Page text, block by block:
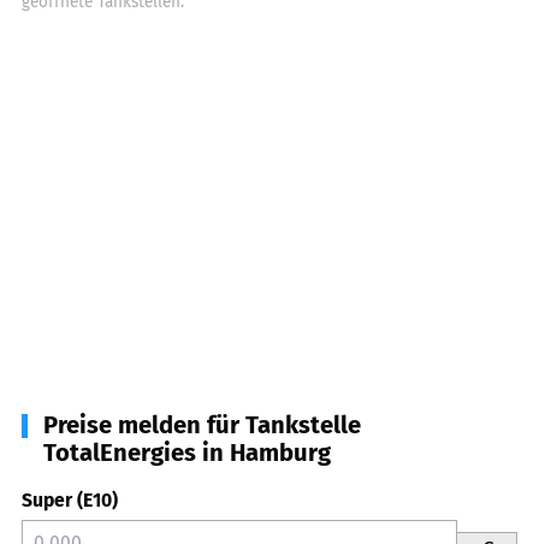
Preise melden für Tankstelle
TotalEnergies in Hamburg
Super (E10)